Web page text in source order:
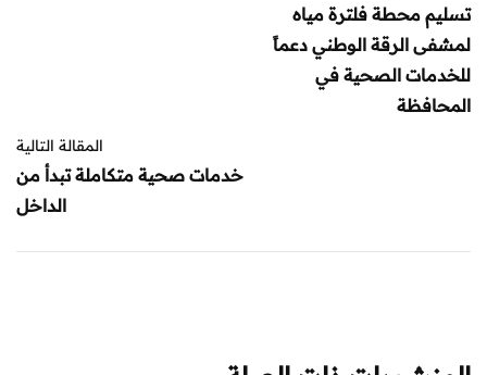
تسليم محطة فلترة مياه
لمشفى الرقة الوطني دعماً
للخدمات الصحية في
المحافظة
المقالة التالية
خدمات صحية متكاملة تبدأ من
الداخل